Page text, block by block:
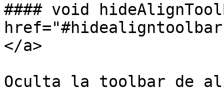
#### void
</a>
Oculta la toolbar de